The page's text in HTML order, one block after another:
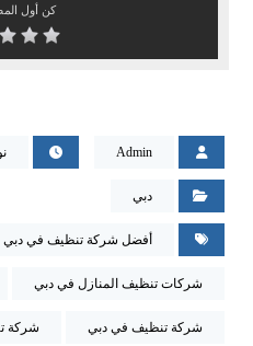
كن أول
Admin
دبي
أفضل شركة تنظيف في دبي
شركات تنظيف المنازل في دبي
شركة تنظيف في دبي شركة